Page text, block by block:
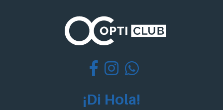
¡Di Hola!